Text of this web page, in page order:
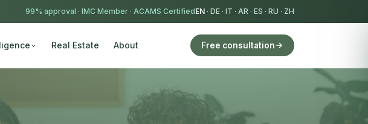
99% approval · IMC Member · ACAMS CertifiedEN · DE · IT · AR · ES · RU · ZH
Real Estate About Free consultation